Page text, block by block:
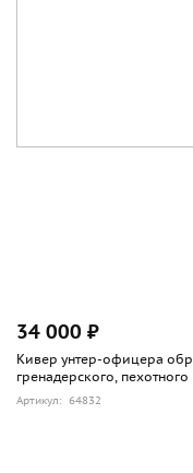
34 000 ₽
Кивер унтер-офицера
гренадерского,
Артикул: 64832